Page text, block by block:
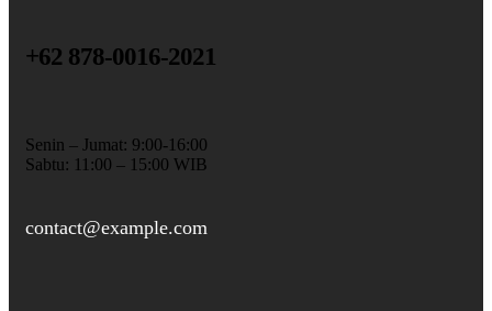
+62 878-0016-2021
Senin – Jumat: 9:00-16:00
Sabtu: 11:00 – 15:00 WIB
contact@example.com